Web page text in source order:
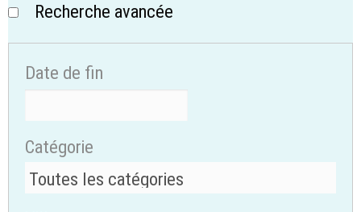
Recherche avancée
Date de fin
Catégorie